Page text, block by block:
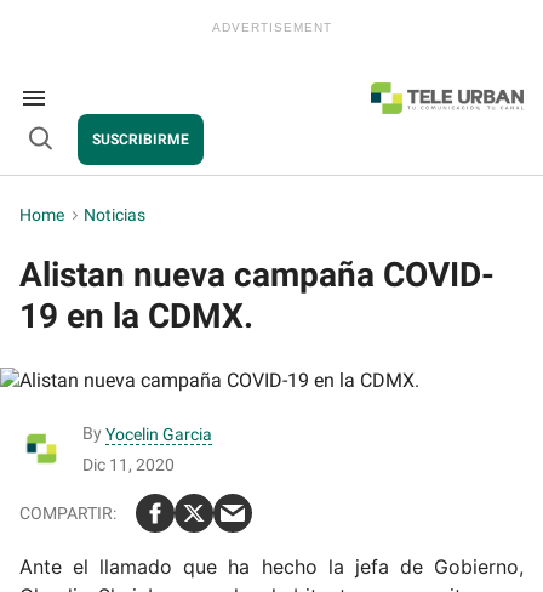
Search
&
Section
Navigation
Open
SUSCRIBIRME
Home > Noticias
Alistan nueva campaña COVID-
19 en la CDMX.
By Yocelin Garcia
Dic 11, 2020
Ante el llamado que ha hecho la jefa de Gobierno,